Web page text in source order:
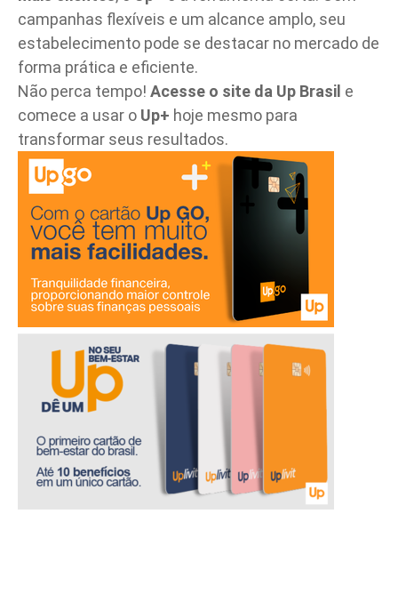
campanhas flexíveis e um alcance amplo, seu
estabelecimento pode se destacar no mercado de
forma prática e eficiente.
Não perca tempo! Acesse o site da Up Brasil e
comece a usar o Up+ hoje mesmo para
transformar seus resultados.